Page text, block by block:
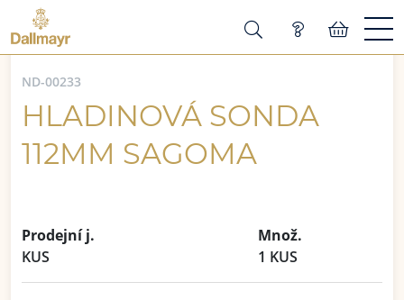
ND-00233
HLADINOVÁ SONDA
112MM SAGOMA
Prodejní j.
Množ.
KUS
1 KUS